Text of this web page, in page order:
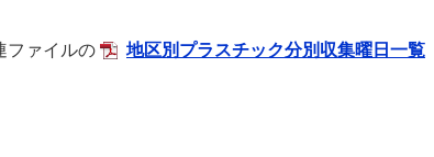
ファイルの
地区別プラスチック分別収集曜日一覧